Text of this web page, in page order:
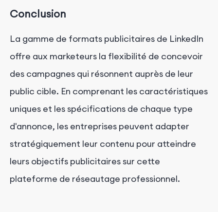
Conclusion
La gamme de formats publicitaires de LinkedIn
offre aux marketeurs la flexibilité de concevoir
des campagnes qui résonnent auprès de leur
public cible. En comprenant les caractéristiques
uniques et les spécifications de chaque type
d'annonce, les entreprises peuvent adapter
stratégiquement leur contenu pour atteindre
leurs objectifs publicitaires sur cette
plateforme de réseautage professionnel.